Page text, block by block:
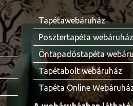
Tapétawebáruház
Posztertapéta webáruház
Öntapadóstapéta
Tapétabolt webáruház
Tapéta Online